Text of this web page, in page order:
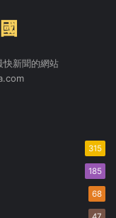
快新聞的網站
315
185
68